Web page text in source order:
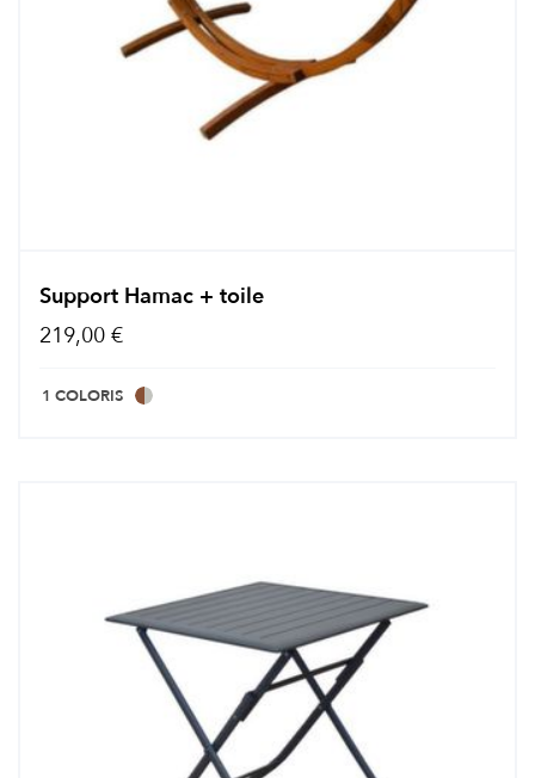
Support Hamac + toile
219,00 €
1 COLORIS